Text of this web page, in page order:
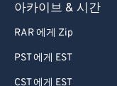
아카이브 & 시간
RAR 에게 Zip
PST 에게 EST
CST 에게 EST